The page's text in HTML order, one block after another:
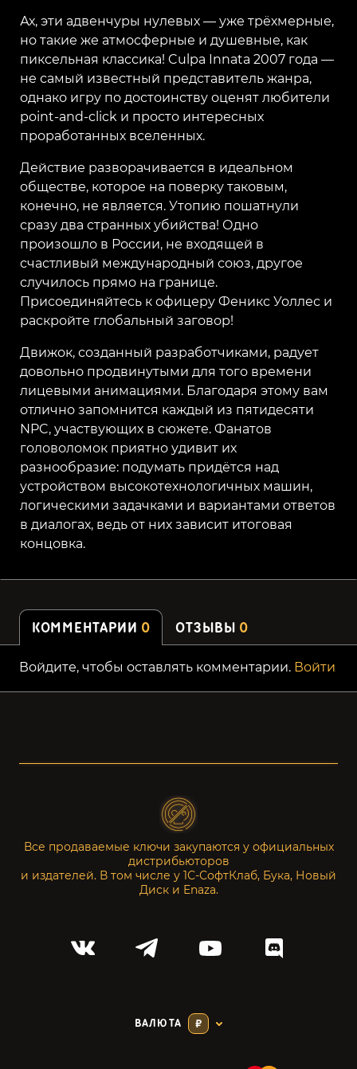
Ах, эти адвенчуры нулевых — уже трёхмерные,
но такие же атмосферные и душевные, как
пиксельная классика! Culpa Innata 2007 года —
не самый известный представитель жанра,
однако игру по достоинству оценят любители
point-and-click и просто интересных
проработанных вселенных.
Действие разворачивается в идеальном
обществе, которое на поверку таковым,
конечно, не является. Утопию пошатнули
сразу два странных убийства! Одно
произошло в России, не входящей в
счастливый международный союз, другое
случилось прямо на границе.
Присоединяйтесь к офицеру Феникс Уоллес и
раскройте глобальный заговор!
Движок, созданный разработчиками, радует
довольно продвинутыми для того времени
лицевыми анимациями. Благодаря этому вам
отлично запомнится каждый из пятидесяти
NPC, участвующих в сюжете. Фанатов
головоломок приятно удивит их
разнообразие: подумать придётся над
устройством высокотехнологичных машин,
логическими задачками и вариантами ответов
в диалогах, ведь от них зависит итоговая
концовка.
КОММЕНТАРИИ 0 ОТЗЫВЫ 0
Войдите, чтобы оставлять комментарии. Войти
Все продаваемые ключи закупаются у официальных
дистрибьюторов
и издателей. В том числе у 1С-СофтКлаб, Бука, Новый
Диск и Enaza.
ВАЛЮТА ₽